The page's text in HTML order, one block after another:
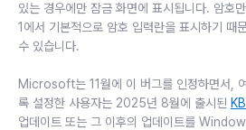
있는 경우에만 잠금 화면에 표시됩니다. 암호
1에서 기본적으로 암호 입력란을 표시하기 때
수 있습니다.
Microsoft는 11월에 이 버그를 인정하면서,
록 설정한 사용자는 2025년 8월에 출시된
업데이트 또는 그 이후의 업데이트를